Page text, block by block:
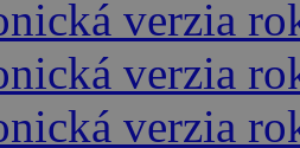
verzia
verzia
verzia